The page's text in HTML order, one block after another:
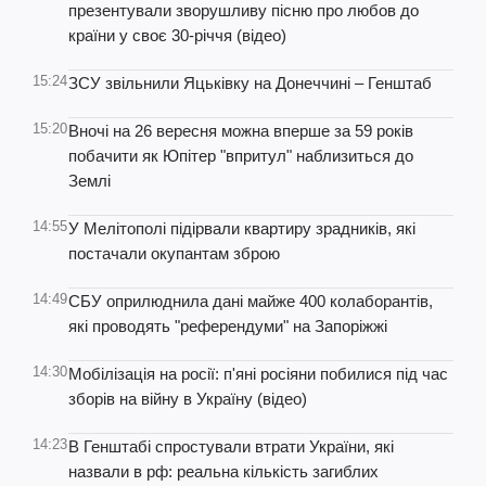
презентували зворушливу пісню про любов до
країни у своє 30-річчя (відео)
15:24ЗСУ звільнили Яцьківку на Донеччині – Генштаб
15:20Вночі на 26 вересня можна вперше за 59 років
побачити як Юпітер "впритул" наблизиться до
Землі
14:55У Мелітополі підірвали квартиру зрадників, які
постачали окупантам зброю
14:49СБУ оприлюднила дані майже 400 колаборантів,
які проводять "референдуми" на Запоріжжі
14:30Мобілізація на росії: п'яні росіяни побилися під час
зборів на війну в Україну (відео)
14:23В Генштабі спростували втрати України, які
назвали в рф: реальна кількість загиблих